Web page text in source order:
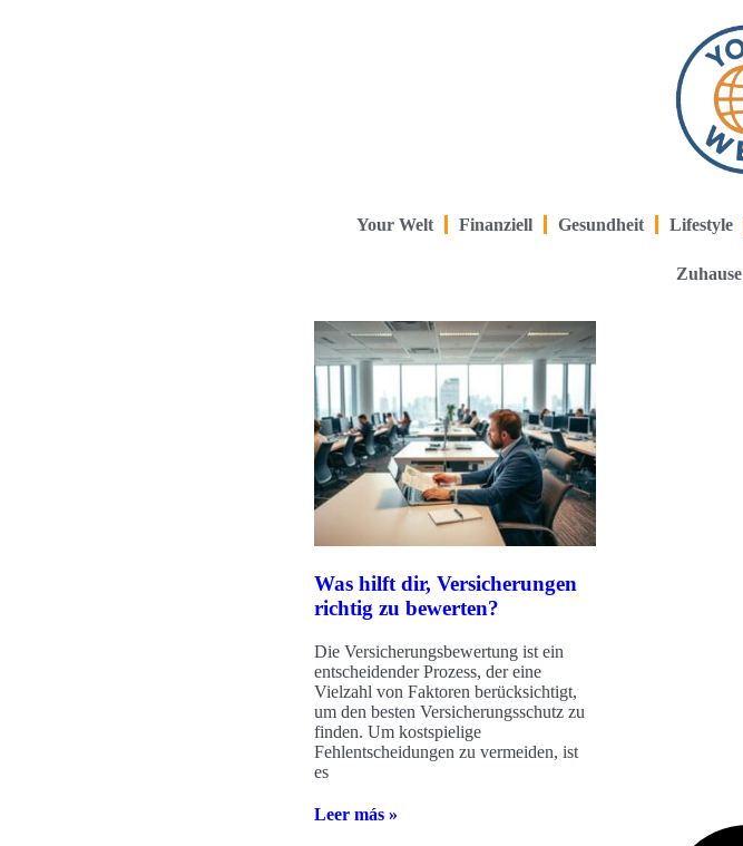
Your Welt Finanziell Gesundheit Lifestyle
Zuhause
Was hilft dir, Versicherungen
richtig zu bewerten?
Die Versicherungsbewertung ist ein
entscheidender Prozess, der eine
Vielzahl von Faktoren berücksichtigt,
um den besten Versicherungsschutz zu
finden. Um kostspielige
Fehlentscheidungen zu vermeiden, ist
es
Leer más »